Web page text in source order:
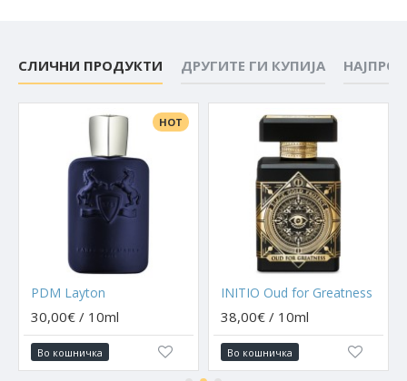
СЛИЧНИ ПРОДУКТИ ДРУГИТЕ ГИ КУПИЈА
HOT
PDM Layton
30,00€ / 10ml
Во кошничка
INITIO Oud for Greatness
38,00€ / 10ml
Во кошничка